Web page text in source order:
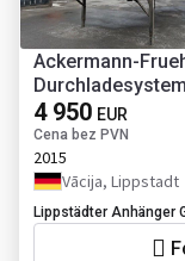
Ackermann-
4 950 EUR
Cena bez PVN
2015
Vācija, Lippstadt
Lippstädter Anhänger